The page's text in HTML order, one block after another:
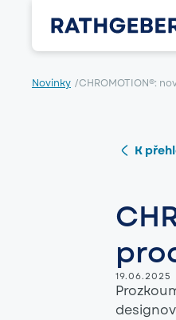
Novinky /CHROMOTION®:
K
19.06.2025